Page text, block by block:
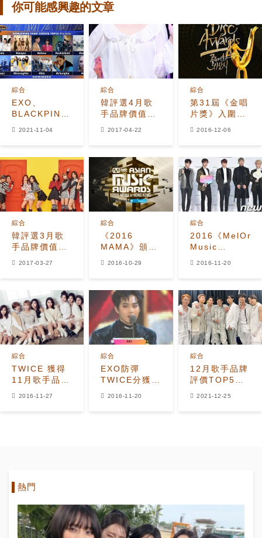
你可能感興趣的文章
EXO、
BLACKPINK
隊內打架？
綜合
2021-11-04
韓評選4月歌
手品牌價值
IU.BTS.TWICE
綜合
2017-04-22
第31屆《金唱
片獎》入圍名
單公開
綜合
2016-12-06
韓評選3月歌
手品牌價值
TWICE太妍包
綜合
2017-03-27
《2016
MAMA》頒獎
典禮入圍名單
綜合
2016-10-29
2016《MelOn
Music
Awards》得
綜合
2016-11-20
TWICE 獲得
11月歌手品牌
信譽冠軍
綜合
2016-11-27
EXO防彈
TWICE分獲
「MelOn」大
綜合
2016-11-20
12月歌手品牌
評價TOP5，
防彈少年團林
綜合
2021-12-25
熱門